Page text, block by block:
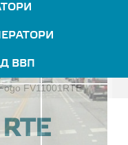
ВВП
FV11001RTE